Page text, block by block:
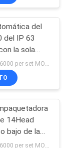
20
del
del IP 63
la sola
14Head
bajo de la